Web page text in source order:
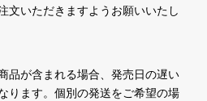
文いただきますようお願いいたし
品が含まれる場合、発売日の遅い
ります。個別の発送をご希望の場